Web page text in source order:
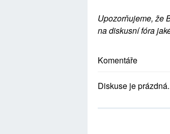
Upozorňujeme, že
na diskusní fóra
Komentáře
Diskuse je prázdná.